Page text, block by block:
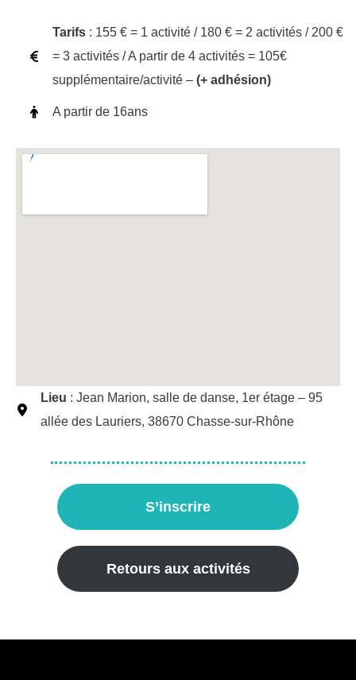
Tarifs : 155 € = 1 activité / 180 € = 2 activités / 200 €
= 3 activités / A partir de 4 activités = 105€
supplémentaire/activité – (+ adhésion)
A partir de 16ans
Lieu : Jean Marion, salle de danse, 1er étage – 95
allée des Lauriers, 38670 Chasse-sur-Rhône
S’inscrire
Retours aux activités